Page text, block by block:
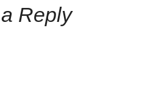
Reply